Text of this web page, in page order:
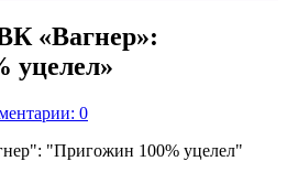
«Вагнер»:
уцелел»
0